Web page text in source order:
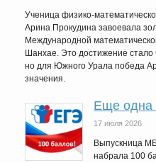
Ученица физико-
Арина Прокудина завоевала
Международной
Шанхае. Это достижение
но для Южного Урала победа
значения.
Еще одна
17 июля 2026
Выпускница
набрала 100